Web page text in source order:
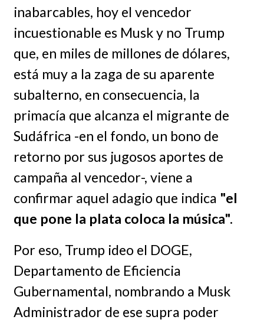
inabarcables, hoy el vencedor
incuestionable es Musk y no Trump
que, en miles de millones de dólares,
está muy a la zaga de su aparente
subalterno, en consecuencia, la
primacía que alcanza el migrante de
Sudáfrica -en el fondo, un bono de
retorno por sus jugosos aportes de
campaña al vencedor-, viene a
confirmar aquel adagio que indica "el
que pone la plata coloca la música".
Por eso, Trump ideo el DOGE,
Departamento de Eficiencia
Gubernamental, nombrando a Musk
Administrador de ese supra poder